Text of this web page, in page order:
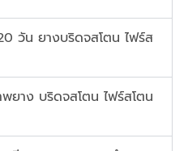
วัน ยางบริดจสโตน ไฟร์ส
ยาง บริดจสโตน ไฟร์สโตน